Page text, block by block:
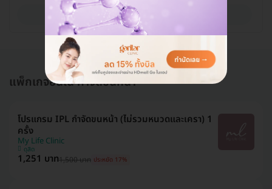
ดูรายละเอียด
แพ็กเกจอื่นใน กำจัดขนหน้า
โปรแกรม IPL กำจัดขนหน้า (ไม่รวมหนวดและเครา) 1
ครั้ง
My Life Clinic
ดุสิต
1,251 บาท1,500 บาท ประหยัด 17%